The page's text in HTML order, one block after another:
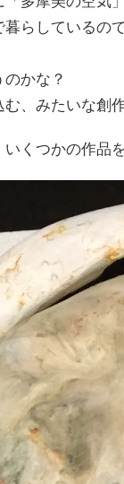
らしているので
かな？
、みたいな創
くつかの作品